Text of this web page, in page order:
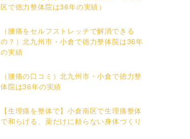
区で徳力整体院は36年の実績）
（腰痛をセルフストレッチで解消できる
の？）北九州市・小倉で徳力整体院は36年
の実績
（腰痛の口コミ）北九州市・小倉で徳力整
体院は36年の実績
【生理痛を整体で】小倉南区で生理痛整体
で和らげる、薬だけに頼らない身体づくり